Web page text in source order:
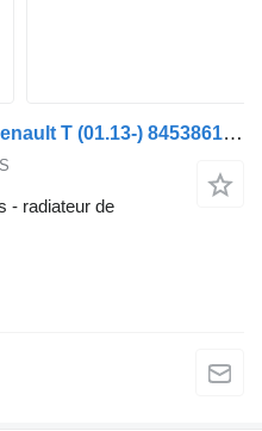
Radiateur de climatisation Renault T (01.13-) 84538612 pour tracteur routier Renault T (2013-)
- radiateur de